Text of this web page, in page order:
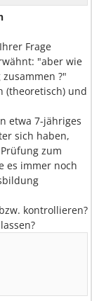
Frage
"aber wie
?"
(theoretisch) und
etwa 7-jähriges
sich haben,
zum
es immer noch
kontrollieren?